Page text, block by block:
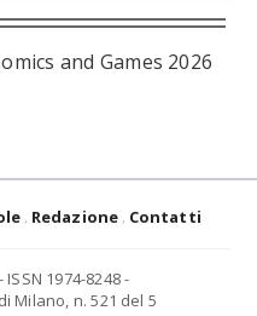
and Games 2026
Redazione Contatti
- ISSN 1974-8248 -
Milano, n. 521 del 5